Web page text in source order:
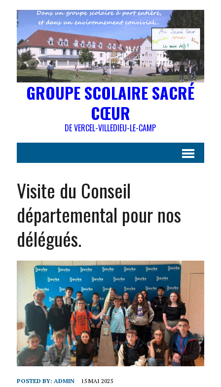
GROUPE SCOLAIRE SACRÉ
CŒUR
DE VERCEL-VILLEDIEU-LE-CAMP
Visite du Conseil
départemental pour nos
délégués.
POSTED BY: ADMIN 15 MAI 2025